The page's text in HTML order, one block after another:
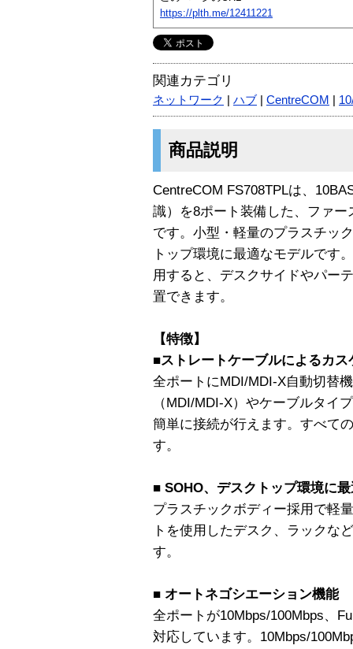
https://plth.me/12411221
関連カテゴリ
ネットワーク ハブ CentreCOM
商品説明
CentreCOM FS708TPLは、
識）を8ポート装備した、ファ
です。小型・軽量のプラスチッ
トップ環境に最適なモデルです
用すると、デスクサイドやパー
置できます。
【特徴】
■ストレートケーブルによるカ
全ポートにMDI/MDI-X自動切替
（MDI/MDI-X）やケーブルタイ
簡単に接続が行えます。すべて
す。
■ SOHO、デスクトップ環境に
プラスチックボディー採用で軽
トを使用したデスク、ラックな
す。
■ オートネゴシエーション機能
全ポートが10Mbps/100Mbps、
対応しています。10Mbps/